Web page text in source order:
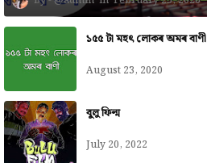
১৫৫ টা মহৎ লোকৰ অমৰ বাণী
August 23, 2020
বুলু ফিল্ম
July 20, 2022